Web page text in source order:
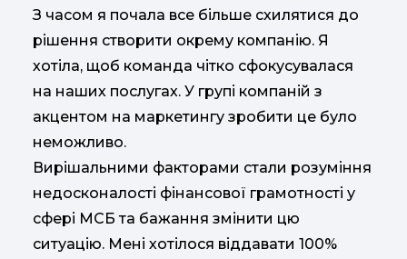
З часом я почала все більше схилятися до
рішення створити окрему компанію. Я
хотіла, щоб команда чітко сфокусувалася
на наших послугах. У групі компаній з
акцентом на маркетингу зробити це було
неможливо.
Вирішальними факторами стали розуміння
недосконалості фінансової грамотності у
сфері МСБ та бажання змінити цю
ситуацію. Мені хотілося віддавати 100%